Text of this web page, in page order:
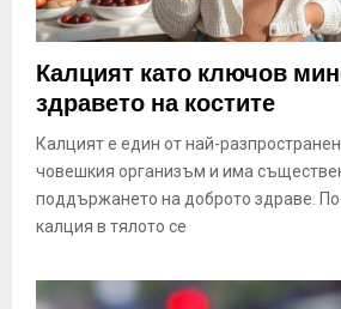
N
U
Калцият като ключов
здравето на костите
Калцият е един от най-
човешкия организъм и има
поддържането на доброто здраве.
калция в тялото се